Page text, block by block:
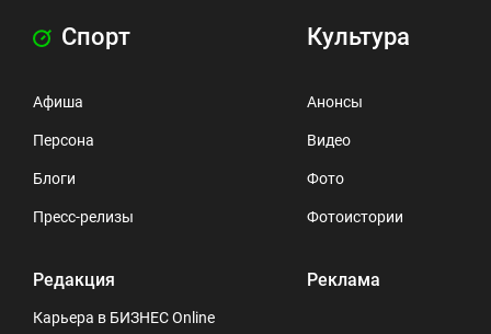
Спорт
Афиша
Персона
Блоги
Пресс-релизы
Редакция
Карьера в БИЗНЕС Online
Культура
Анонсы
Видео
Фото
Фотоистории
Реклама